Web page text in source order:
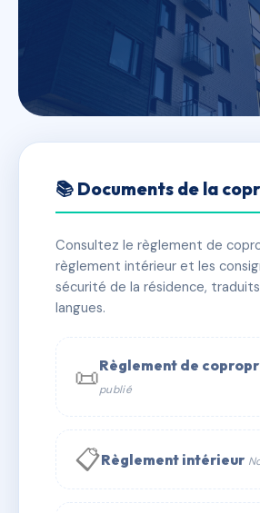
65 RUE COSTE -
CUIRE
📍 65 r coste 69300 Caluire-et-
✓ Immatriculée 🏠 9 lots 🏗 1
📞 Contacter Syndic Digital
✉ Email
📚 Documents de la
Consultez le règlement de
règlement intérieur et les
sécurité de la résidence,
langues.
📜Règlement de
publié
📋Règlement intérieur